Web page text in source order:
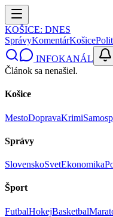
KOŠICE: DNES
SprávyKomentárKošice
INFOKANÁL
Článok sa nenašiel.
Košice
MestoDopravaKrimi
Správy
SlovenskoSvetEkonomika
Šport
FutbalHokejBasketbal